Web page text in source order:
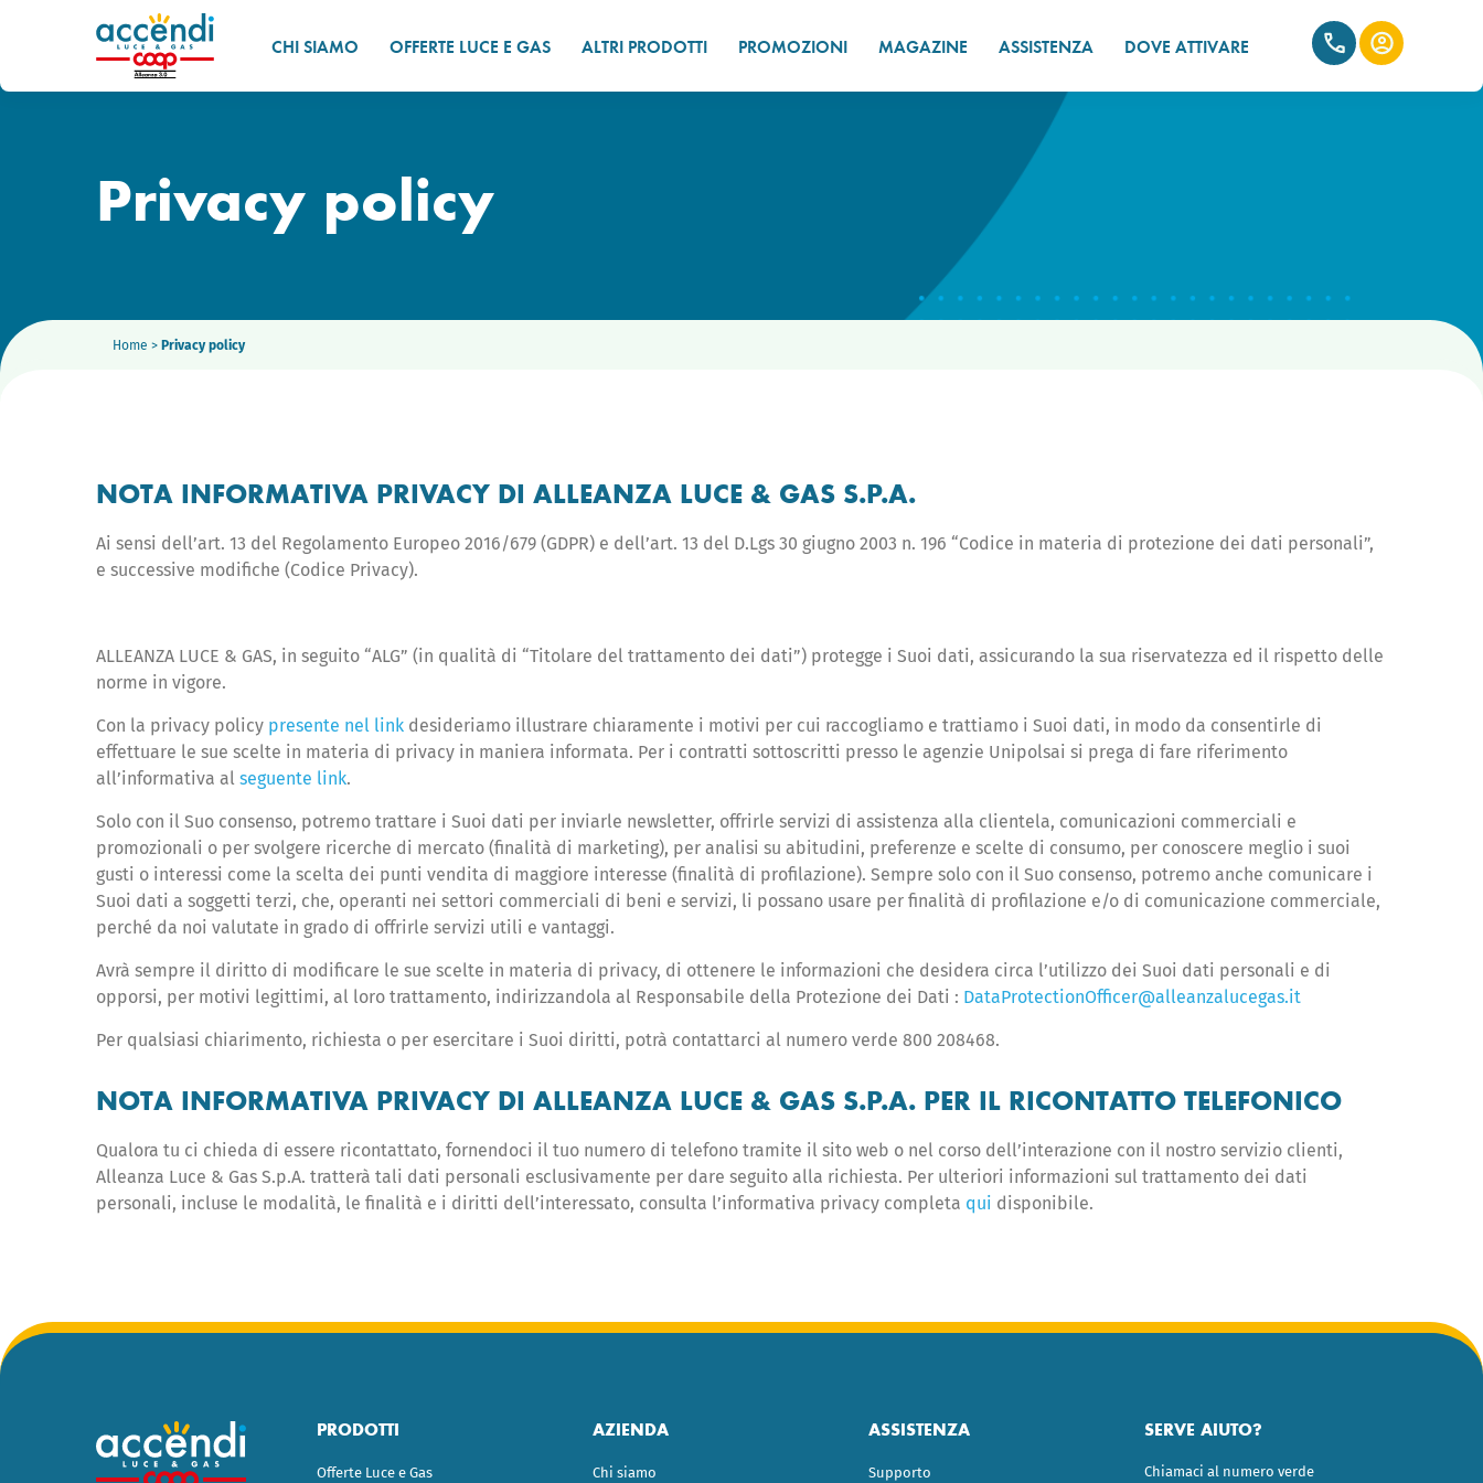
CHI SIAMO OFFERTE LUCE E GAS ALTRI PRODOTTI PROMOZIONI MAGAZINE ASSISTENZA DOVE ATTIVARE
Privacy policy
Home > Privacy policy
NOTA INFORMATIVA PRIVACY DI ALLEANZA LUCE & GAS S.P.A.
Ai sensi dell’art. 13 del Regolamento Europeo 2016/679 (GDPR) e dell’art. 13 del D.Lgs 30 giugno 2003 n. 196 “Codice in materia di protezione dei dati personali”,
e successive modifiche (Codice Privacy).
ALLEANZA LUCE & GAS, in seguito “ALG” (in qualità di “Titolare del trattamento dei dati”) protegge i Suoi dati, assicurando la sua riservatezza ed il rispetto delle
norme in vigore.
Con la privacy policy presente nel link desideriamo illustrare chiaramente i motivi per cui raccogliamo e trattiamo i Suoi dati, in modo da consentirle di
effettuare le sue scelte in materia di privacy in maniera informata. Per i contratti sottoscritti presso le agenzie Unipolsai si prega di fare riferimento
all’informativa al seguente link.
Solo con il Suo consenso, potremo trattare i Suoi dati per inviarle newsletter, offrirle servizi di assistenza alla clientela, comunicazioni commerciali e
promozionali o per svolgere ricerche di mercato (finalità di marketing), per analisi su abitudini, preferenze e scelte di consumo, per conoscere meglio i suoi
gusti o interessi come la scelta dei punti vendita di maggiore interesse (finalità di profilazione). Sempre solo con il Suo consenso, potremo anche comunicare i
Suoi dati a soggetti terzi, che, operanti nei settori commerciali di beni e servizi, li possano usare per finalità di profilazione e/o di comunicazione commerciale,
perché da noi valutate in grado di offrirle servizi utili e vantaggi.
Avrà sempre il diritto di modificare le sue scelte in materia di privacy, di ottenere le informazioni che desidera circa l’utilizzo dei Suoi dati personali e di
opporsi, per motivi legittimi, al loro trattamento, indirizzandola al Responsabile della Protezione dei Dati : DataProtectionOfficer@alleanzalucegas.it
Per qualsiasi chiarimento, richiesta o per esercitare i Suoi diritti, potrà contattarci al numero verde 800 208468.
NOTA INFORMATIVA PRIVACY DI ALLEANZA LUCE & GAS S.P.A. PER IL RICONTATTO TELEFONICO
Qualora tu ci chieda di essere ricontattato, fornendoci il tuo numero di telefono tramite il sito web o nel corso dell’interazione con il nostro servizio clienti,
Alleanza Luce & Gas S.p.A. tratterà tali dati personali esclusivamente per dare seguito alla richiesta. Per ulteriori informazioni sul trattamento dei dati
personali, incluse le modalità, le finalità e i diritti dell’interessato, consulta l’informativa privacy completa qui disponibile.
PRODOTTI
Offerte Luce e Gas
AZIENDA
Chi siamo
ASSISTENZA
Supporto
SERVE AIUTO?
Chiamaci al numero verde